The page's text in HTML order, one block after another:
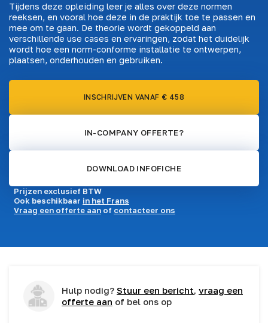
Tijdens deze opleiding leer je alles over deze normen
reeksen, en vooral hoe deze in de praktijk toe te passen en
mee om te gaan. De theorie wordt gekoppeld aan
verschillende use cases en ervaringen, zodat het duidelijk
wordt hoe een norm-conforme installatie te ontwerpen,
plaatsen, onderhouden en gebruiken.
INSCHRIJVEN VANAF € 458
IN-COMPANY OFFERTE?
DOWNLOAD INFOFICHE
Prijzen exclusief BTW
Ook beschikbaar in het Frans
Vraag een offerte aan of contacteer ons
Hulp nodig? Stuur een bericht, vraag een
offerte aan of bel ons op